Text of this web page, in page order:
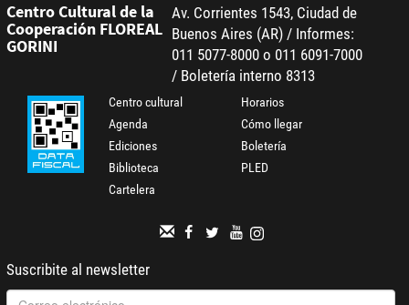
Centro Cultural de la
Cooperación FLOREAL
GORINI
Av. Corrientes 1543, Ciudad de
Buenos Aires (AR) / Informes:
011 5077-8000 o 011 6091-7000
/ Boletería interno 8313
Centro cultural
Agenda
Ediciones
Biblioteca
Cartelera
Horarios
Cómo llegar
Boletería
PLED
Suscribite al newsletter